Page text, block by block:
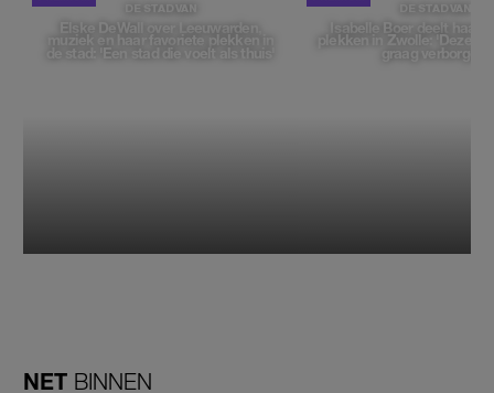
DE STAD VAN
Elske DeWall over Leeuwarden,
muziek en haar favoriete plekken in
de stad: 'Een stad die voelt als thuis'
DE STAD VAN
Isabelle Boer deelt haar
plekken in Zwolle: 'Deze
graag verborgen'
NET BINNEN